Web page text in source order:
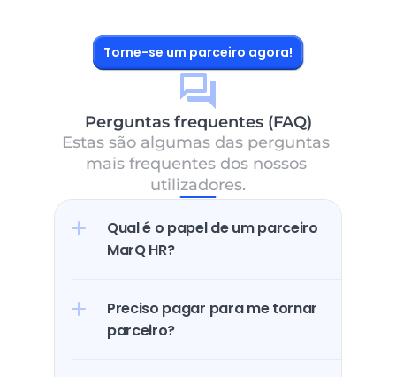
Torne-se um parceiro agora!
Perguntas frequentes (FAQ)
Estas são algumas das perguntas
mais frequentes dos nossos
utilizadores.
Qual é o papel de um parceiro
MarQ HR?
Preciso pagar para me tornar
parceiro?